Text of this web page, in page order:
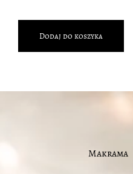
Dodaj do koszyka
Makrama